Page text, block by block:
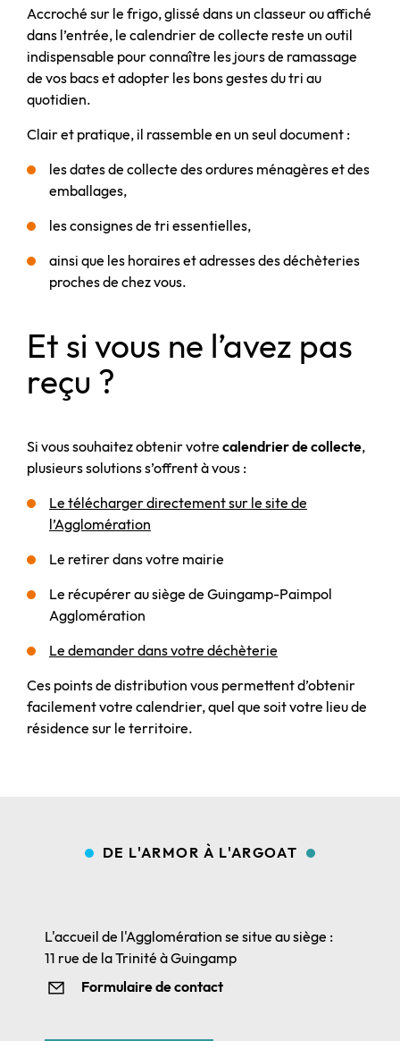
Accroché sur le frigo, glissé dans un classeur ou affiché
dans l’entrée, le calendrier de collecte reste un outil
indispensable pour connaître les jours de ramassage
de vos bacs et adopter les bons gestes du tri au
quotidien.
Clair et pratique, il rassemble en un seul document :
les dates de collecte des ordures ménagères et des
emballages,
les consignes de tri essentielles,
ainsi que les horaires et adresses des déchèteries
proches de chez vous.
Et si vous ne l’avez pas
reçu ?
Si vous souhaitez obtenir votre calendrier de collecte,
plusieurs solutions s’offrent à vous :
Le télécharger directement sur le site de
l’Agglomération
Le retirer dans votre mairie
Le récupérer au siège de Guingamp-Paimpol
Agglomération
Le demander dans votre déchèterie
Ces points de distribution vous permettent d’obtenir
facilement votre calendrier, quel que soit votre lieu de
résidence sur le territoire.
DE L'ARMOR À L'ARGOAT
L'accueil de l'Agglomération se situe au siège :
11 rue de la Trinité à Guingamp
Formulaire de contact